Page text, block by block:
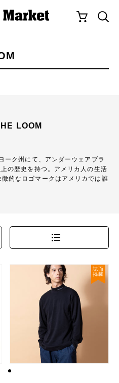
LOOM
ーク州にて、アンダーウェアブラ
の歴史を持つ。アメリカ人の生活
的なロゴマークはアメリカでは誰
誌面
掲載